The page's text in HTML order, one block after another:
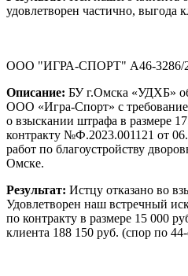
удовлетворен частично, выгода
ООО "ИГРА-СПОРТ" А46-3286/
Описание: БУ г.Омска «УДХБ»
ООО «Игра-Спорт» с
о взыскании штрафа в размере
контракту №Ф.2023.001121 от
работ по благоустройству
Омске.
Результат: Истцу отказано во
Удовлетворен наш встречный
по контракту в размере 15 000
клиента 188 150 руб. (спор по